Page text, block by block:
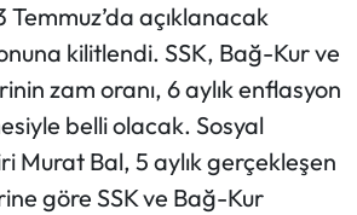
Temmuz’da açıklanacak
kilitlendi. SSK, Bağ-Kur ve
zam oranı, 6 aylık enflasyon
belli olacak. Sosyal
Murat Bal, 5 aylık gerçekleşen
göre SSK ve Bağ-Kur